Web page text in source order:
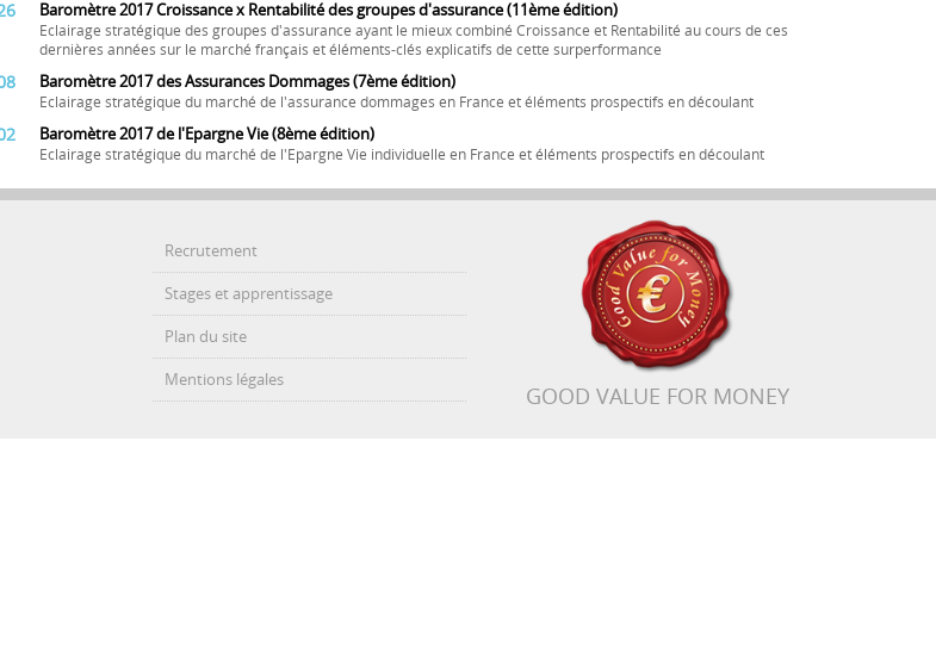
Baromètre 2017 Croissance x Rentabilité des groupes d'assurance (11ème édition)
Eclairage stratégique des groupes d'assurance ayant le mieux combiné Croissance et Rentabilité au cours de ces
dernières années sur le marché français et éléments-clés explicatifs de cette surperformance
Baromètre 2017 des Assurances Dommages (7ème édition)
Eclairage stratégique du marché de l'assurance dommages en France et éléments prospectifs en découlant
Baromètre 2017 de l'Epargne Vie (8ème édition)
Eclairage stratégique du marché de l'Epargne Vie individuelle en France et éléments prospectifs en découlant
Recrutement
Stages et apprentissage
Plan du site
Mentions légales
GOOD VALUE FOR MONEY